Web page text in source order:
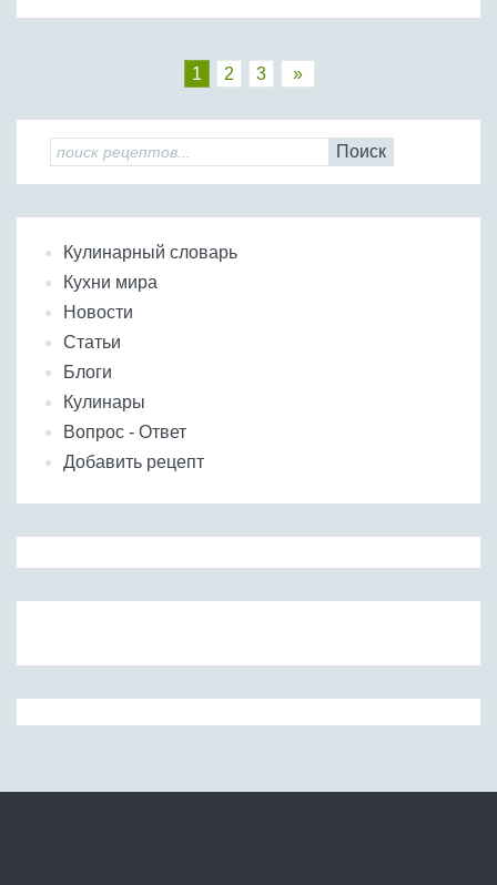
1 2 3 »
Поиск
Кулинарный словарь
Кухни мира
Новости
Статьи
Блоги
Кулинары
Вопрос - Ответ
Добавить рецепт